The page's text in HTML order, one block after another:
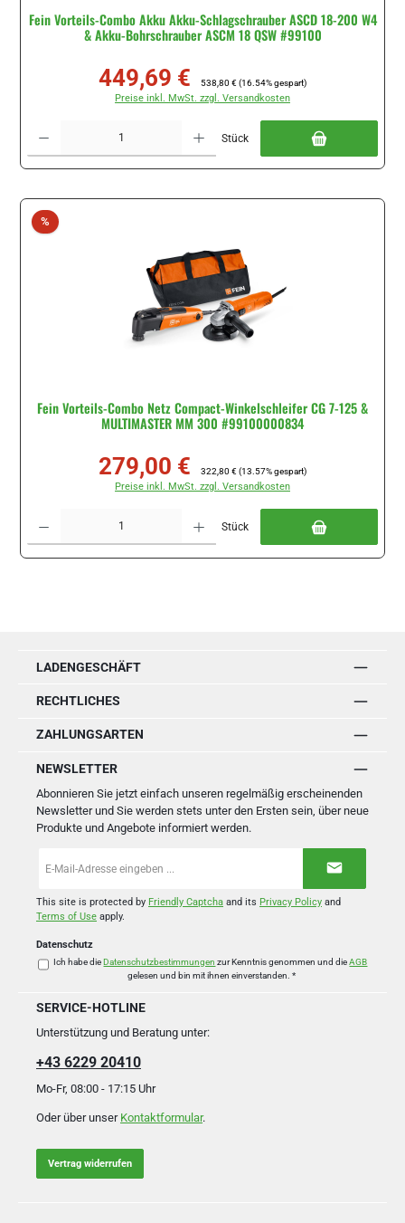
Fein Vorteils-Combo Akku Akku-Schlagschrauber ASCD 18-200 W4
& Akku-Bohrschrauber ASCM 18 QSW #99100
Verkaufspreis:
449,69 € 538,80 € (16.54% gespart)
Preise inkl. MwSt. zzgl. Versandkosten
Stück
%Rabatt
Fein Vorteils-Combo Netz Compact-Winkelschleifer CG 7-125 &
MULTIMASTER MM 300 #99100000834
Verkaufspreis:
279,00 € Regulärer Preis:
322,80 € (13.57% gespart)
Preise inkl. MwSt. zzgl. Versandkosten
Stück
LADENGESCHÄFT
RECHTLICHES
ZAHLUNGSARTEN
NEWSLETTER
Abonnieren Sie jetzt einfach unseren regelmäßig erscheinenden
Newsletter und Sie werden stets unter den Ersten sein, über neue
Produkte und Angebote informiert werden.
Mail-
*
This site is protected by Friendly Captcha and its Privacy Policy and
Terms of Use apply.
Datenschutz
Ich habe dieDatenschutzbestimmungen zur Kenntnis genommen und dieAGB
gelesen und bin mit ihnen einverstanden. *
SERVICE-HOTLINE
Unterstützung und Beratung unter:
+43 6229 20410
Mo-Fr, 08:00 - 17:15 Uhr
Oder über unser Kontaktformular.
Vertrag widerrufen